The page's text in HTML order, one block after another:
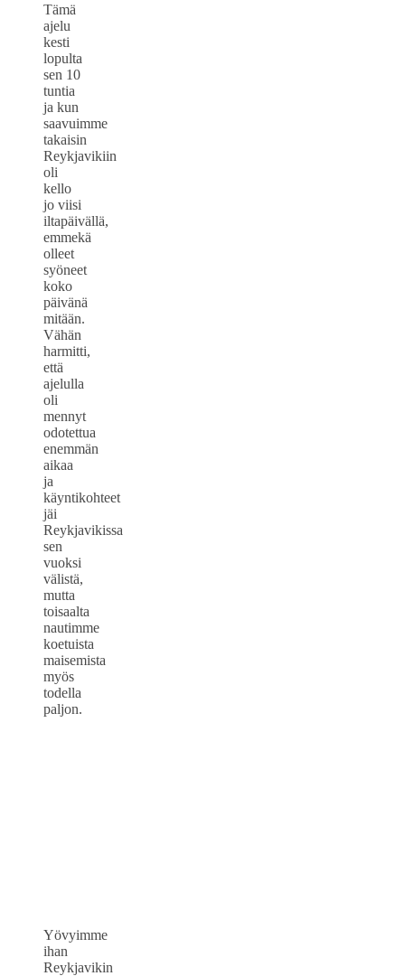
Tämä
ajelu
kesti
lopulta
sen 10
tuntia
ja kun
saavuimme
takaisin
Reykjavikiin
oli
kello
jo viisi
iltapäivällä,
emmekä
olleet
syöneet
koko
päivänä
mitään.
Vähän
harmitti,
että
ajelulla
oli
mennyt
odotettua
enemmän
aikaa
ja
käyntikohteet
jäi
Reykjavikissa
sen
vuoksi
välistä,
mutta
toisaalta
nautimme
koetuista
maisemista
myös
todella
paljon.
Yövyimme
ihan
Reykjavikin